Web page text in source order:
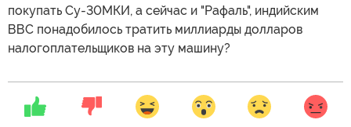
покупать Су-30МКИ, а сейчас и "Рафаль", индийским
ВВС понадобилось тратить миллиарды долларов
налогоплательщиков на эту машину?